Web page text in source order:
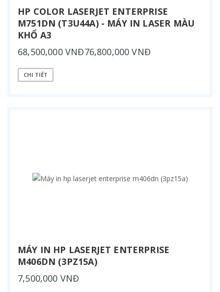
HP COLOR LASERJET ENTERPRISE
M751DN (T3U44A) - MÁY IN LASER MÀU
KHỔ A3
68,500,000 VNĐ76,800,000 VNĐ
CHI TIẾT
MÁY IN HP LASERJET ENTERPRISE
M406DN (3PZ15A)
7,500,000 VNĐ